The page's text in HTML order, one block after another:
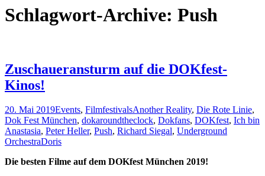
Schlagwort-Archive: Push
Zuschaueransturm auf die DOKfest-
Kinos!
20. Mai 2019Events, FilmfestivalsAnother Reality, Die Rote Linie,
Dok Fest München, dokaroundtheclock, Dokfans, DOKfest, Ich bin
Anastasia, Peter Heller, Push, Richard Siegal, Underground
OrchestraDoris
Die besten Filme auf dem DOKfest München 2019!